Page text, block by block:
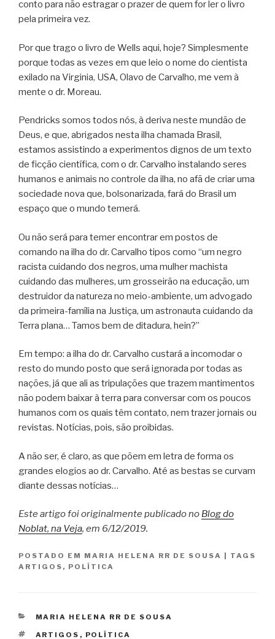
conto para não estragar o prazer de quem for ler o livro
pela primeira vez.
Por que trago o livro de Wells aqui, hoje? Simplesmente
porque todas as vezes em que leio o nome do cientista
exilado na Virginia, USA, Olavo de Carvalho, me vem à
mente o dr. Moreau.
Pendricks somos todos nós, à deriva neste mundão de
Deus, e que, abrigados nesta ilha chamada Brasil,
estamos assistindo a experimentos dignos de um texto
de ficção científica, com o dr. Carvalho instalando seres
humanos e animais no controle da ilha, no afã de criar uma
sociedade nova que, bolsonarizada, fará do Brasil um
espaço que o mundo temerá.
Ou não será para temer encontrar em postos de
comando na ilha do dr. Carvalho tipos como “um negro
racista cuidando dos negros, uma mulher machista
cuidando das mulheres, um grosseirão na educação, um
destruidor da natureza no meio-ambiente, um advogado
da primeira-família na Justiça, um astronauta cuidando da
Terra plana… Tamos bem de ditadura, hein?”
Em tempo: a ilha do dr. Carvalho custará a incomodar o
resto do mundo posto que será ignorada por todas as
nações, já que ali as tripulações que trazem mantimentos
não podem baixar à terra para conversar com os poucos
humanos com os quais têm contato, nem trazer jornais ou
revistas. Notícias, pois, são proibidas.
A não ser, é claro, as que põem em letra de forma os
grandes elogios ao dr. Carvalho. Até as bestas se curvam
diante dessas notícias…
Este artigo foi originalmente publicado no Blog do
Noblat, na Veja, em 6/12/2019.
POSTADO EM MARIA HELENA RR DE SOUSA | TAGS
ARTIGOS , POLÍTICA
CATEGORIAS
MARIA HELENA RR DE SOUSA
TAGS
ARTIGOS , POLÍTICA